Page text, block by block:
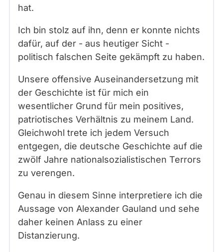
hat.
Ich bin stolz auf ihn, denn er konnte nichts
dafür, auf der - aus heutiger Sicht -
politisch falschen Seite gekämpft zu haben.
Unsere offensive Auseinandersetzung mit
der Geschichte ist für mich ein
wesentlicher Grund für mein positives,
patriotisches Verhältnis zu meinem Land.
Gleichwohl trete ich jedem Versuch
entgegen, die deutsche Geschichte auf die
zwölf Jahre nationalsozialistischen Terrors
zu verengen.
Genau in diesem Sinne interpretiere ich die
Aussage von Alexander Gauland und sehe
daher keinen Anlass zu einer
Distanzierung.